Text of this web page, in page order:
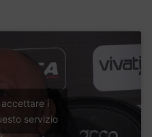
i
servizio